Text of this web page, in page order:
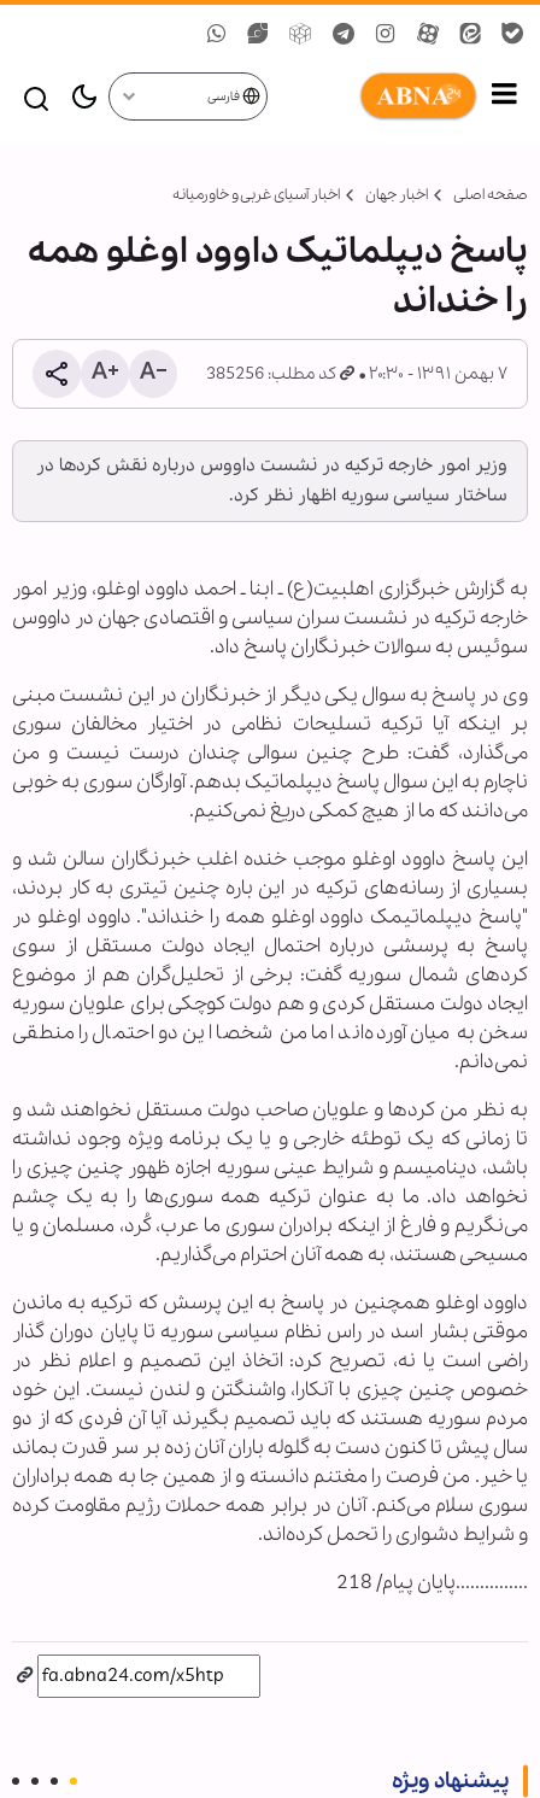
فارسی
صفحه اصلی اخبار جهان اخبار آسیای غربی و خاورمیانه
پاسخ دیپلماتیک داوود اوغلو همه
را خنداند
۷ بهمن ۱۳۹۱ - ۲۰:۳۰ کد مطلب: 385256
وزیر امور خارجه ترکیه در نشست داووس درباره نقش کردها در
ساختار سیاسی سوریه اظهار نظر کرد.
به گزارش خبرگزاری اهل‏بیت(ع) ـ ابنا ـ احمد داوود اوغلو، وزیر امور
خارجه ترکیه در نشست سران سیاسی و اقتصادی جهان در داووس
سوئیس به سوالات خبرنگاران پاسخ داد.
وی در پاسخ به سوال یکی دیگر از خبرنگاران در این نشست مبنی
بر اینکه آیا ترکیه تسلیحات نظامی در اختیار مخالفان سوری
می‌گذارد، گفت: طرح چنین سوالی چندان درست نیست و من
ناچارم به این سوال پاسخ دیپلماتیک بدهم. آوارگان سوری به خوبی
می‌دانند که ما از هیچ کمکی دریغ نمی‌کنیم.
این پاسخ داوود اوغلو موجب خنده اغلب خبرنگاران سالن شد و
بسیاری از رسانه‌های ترکیه در این باره چنین تیتری به کار بردند،
"پاسخ دیپلماتیمک داوود اوغلو همه را خنداند". داوود اوغلو در
پاسخ به پرسشی درباره احتمال ایجاد دولت مستقل از سوی
کردهای شمال سوریه گفت: برخی از تحلیل‌گران هم از موضوع
ایجاد دولت مستقل کردی و هم دولت کوچکی برای علویان سوریه
سخن به میان آورده‌اند اما من شخصا این دو احتمال را منطقی
نمی‌دانم.
به نظر من کردها و علویان صاحب دولت مستقل نخواهند شد و
تا زمانی که یک توطئه خارجی و یا یک برنامه ویژه وجود نداشته
باشد، دینامیسم و شرایط عینی سوریه اجازه ظهور چنین چیزی را
نخواهد داد. ما به عنوان ترکیه همه سوری‌ها را به یک چشم
می‌نگریم و فارغ از اینکه برادران سوری ما عرب، کُرد، مسلمان و یا
مسیحی هستند، به همه آنان احترام می‌گذاریم.
داوود اوغلو همچنین در پاسخ به این پرسش که ترکیه به ماندن
موقتی بشار اسد در راس نظام سیاسی سوریه تا پایان دوران گذار
راضی است یا نه، تصریح کرد: اتخاذ این تصمیم و اعلام نظر در
خصوص چنین چیزی با آنکارا، واشنگتن و لندن نیست. این خود
مردم سوریه هستند که باید تصمیم بگیرند آیا آن فردی که از دو
سال پیش تا کنون دست به گلوله باران آنان زده بر سر قدرت بماند
یا خیر. من فرصت را مغتنم دانسته و از همین جا به همه براداران
سوری سلام می‌کنم. آنان در برابر همه حملات رژیم مقاومت کرده
و شرایط دشواری را تحمل کرده‌اند.
...............پایان پیام/ 218
پیشنهاد ویژه